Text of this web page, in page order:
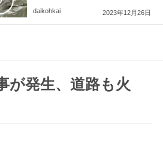
daikohkai 2023年12月26日
が発生、道路も火